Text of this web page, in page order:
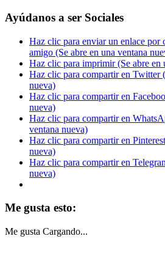
Ayúdanos a ser Sociales
Haz clic para enviar un enlace por
amigo (Se abre en una ventana
Haz clic para imprimir (Se abre en
Haz clic para compartir en Twitter
nueva)
Haz clic para compartir en
nueva)
Haz clic para compartir en
ventana nueva)
Haz clic para compartir en
nueva)
Haz clic para compartir en
nueva)
Me gusta esto:
Me gusta Cargando...